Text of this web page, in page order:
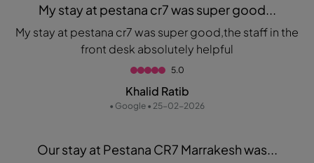
My stay at pestana cr7 was super good...
My stay at pestana cr7 was super good,the staff in the
front desk absolutely helpful
5.0
Khalid Ratib
• Google • 25-02-2026
Our stay at Pestana CR7 Marrakesh was...